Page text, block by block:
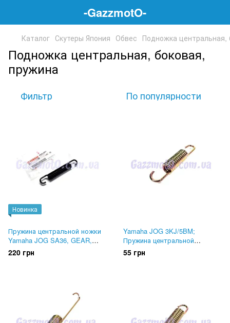
-GazzmotO-
Каталог Скутеры Япония Обвес Подножка центральная,
Подножка центральная, боковая,
пружина
Фильтр По популярности
Новинка
Пружина центральной ножки
Yamaha JOG SA36, GEAR,
VOX, VINO. ОРИГИНАЛ
220 грн
Yamaha JOG 3KJ/5BM;
Пружина центральной
подножки
55 грн